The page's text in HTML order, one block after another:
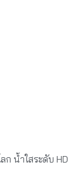
ก น้ำใสระดับ HD